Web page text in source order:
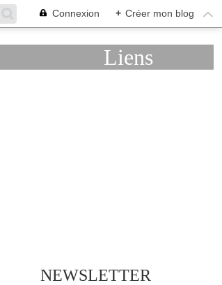
Connexion + Créer mon blog
Liens
NEWSLETTER